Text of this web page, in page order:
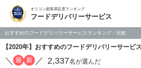
オリコン顧客満足度ランキング
フードデリバリーサービス
おすすめのフードデリバリーサービスランキング・比較
【2020年】おすすめのフードデリバリーサービ
／ 最 新 ／ 2,337名が選んだ